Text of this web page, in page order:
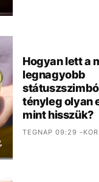
Hogyan lett a
legnagyobb
tényleg olyan
mint hisszük?
TEGNAP 09:29 -KOR